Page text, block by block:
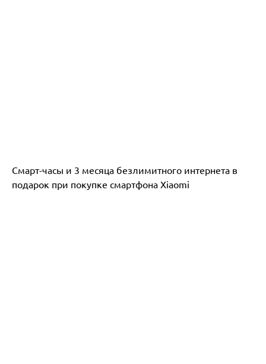
Смарт-часы и 3 месяца безлимитного интернета в
подарок при покупке смартфона Xiaomi